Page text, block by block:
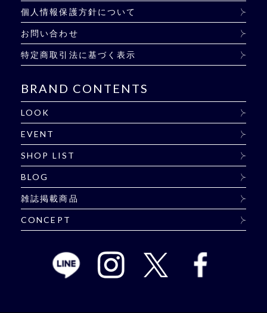
個人情報保護方針について
お問い合わせ
特定商取引法に基づく表示
BRAND CONTENTS
LOOK
EVENT
SHOP LIST
BLOG
雑誌掲載商品
CONCEPT